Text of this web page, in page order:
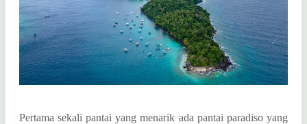
Pertama sekali pantai yang menarik ada pantai paradiso yang